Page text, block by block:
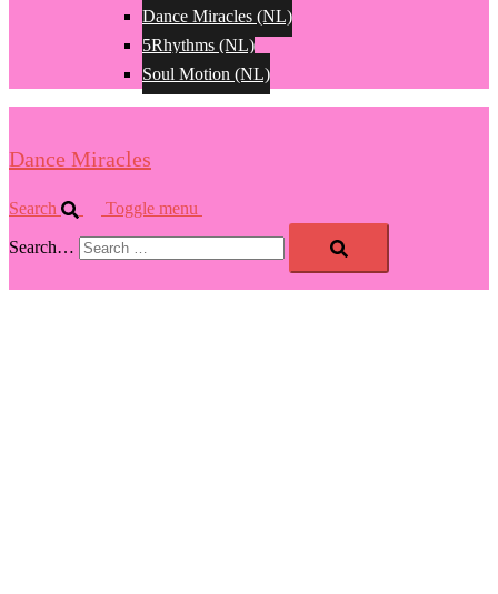
Dance Miracles (NL)
5Rhythms (NL)
Soul Motion (NL)
Dance Miracles
Search Toggle menu
Search…